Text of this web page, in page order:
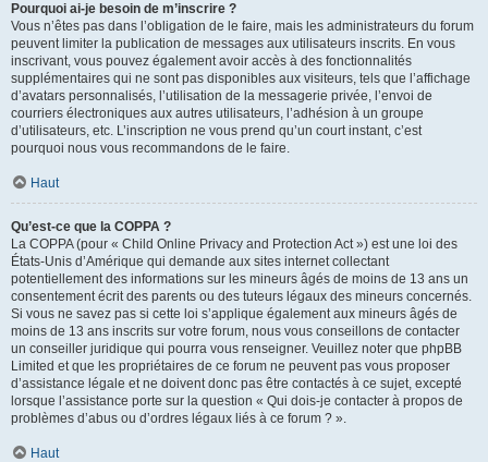
Pourquoi ai-je besoin de m’inscrire ?
Vous n’êtes pas dans l’obligation de le faire, mais les administrateurs du forum
peuvent limiter la publication de messages aux utilisateurs inscrits. En vous
inscrivant, vous pouvez également avoir accès à des fonctionnalités
supplémentaires qui ne sont pas disponibles aux visiteurs, tels que l’affichage
d’avatars personnalisés, l’utilisation de la messagerie privée, l’envoi de
courriers électroniques aux autres utilisateurs, l’adhésion à un groupe
d’utilisateurs, etc. L’inscription ne vous prend qu’un court instant, c’est
pourquoi nous vous recommandons de le faire.
Haut
Qu’est-ce que la COPPA ?
La COPPA (pour « Child Online Privacy and Protection Act ») est une loi des
États-Unis d’Amérique qui demande aux sites internet collectant
potentiellement des informations sur les mineurs âgés de moins de 13 ans un
consentement écrit des parents ou des tuteurs légaux des mineurs concernés.
Si vous ne savez pas si cette loi s’applique également aux mineurs âgés de
moins de 13 ans inscrits sur votre forum, nous vous conseillons de contacter
un conseiller juridique qui pourra vous renseigner. Veuillez noter que phpBB
Limited et que les propriétaires de ce forum ne peuvent pas vous proposer
d’assistance légale et ne doivent donc pas être contactés à ce sujet, excepté
lorsque l’assistance porte sur la question « Qui dois-je contacter à propos de
problèmes d’abus ou d’ordres légaux liés à ce forum ? ».
Haut